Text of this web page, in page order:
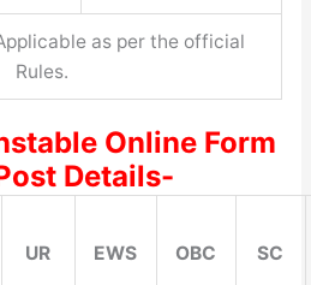
as per the official
Rules.
Online Form
Details-
UR EWS OBC SC